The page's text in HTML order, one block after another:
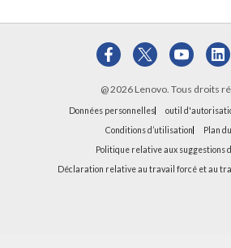
@ 2026 Lenovo. Tous droits
Données personnelles
outil
Conditions d’utilisation
Plan
Politique relative aux suggestions
Déclaration relative au travail forcé et au